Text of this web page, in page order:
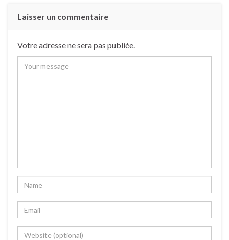
Laisser un commentaire
Votre adresse ne sera pas publiée.